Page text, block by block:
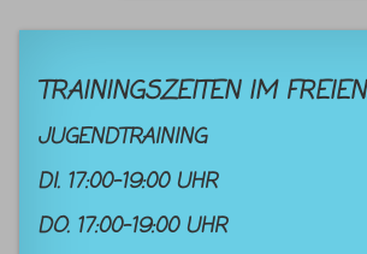
TRAININGSZEITEN IM FREIEN
JUGENDTRAINING
DI. 17:00-19:00 UHR
DO. 17:00-19:00 UHR